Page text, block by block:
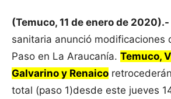
(Temuco, 11 de enero de 2020).-
sanitaria anunció modificaciones
Paso en La Araucanía. Temuco,
Galvarino y Renaico
total (paso 1)desde este jueves